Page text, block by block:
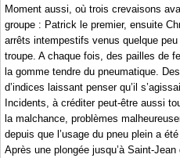
Moment aussi, où trois crevaisons
groupe : Patrick le premier, ensuite
arrêts intempestifs venus quelque
troupe. A chaque fois, des pailles de
la gomme tendre du pneumatique.
d’indices laissant penser qu’il
Incidents, à créditer peut-être aussi
la malchance, problèmes
depuis que l’usage du pneu plein a
Après une plongée jusqu’à Saint-